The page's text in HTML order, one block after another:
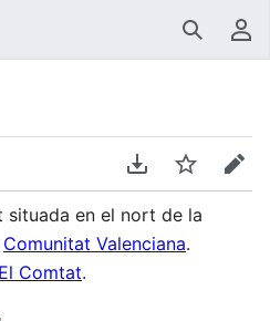
Buscar
Descarregar en
Vigilar
situada en el nort de la
Comunitat Valenciana.
El Comtat.